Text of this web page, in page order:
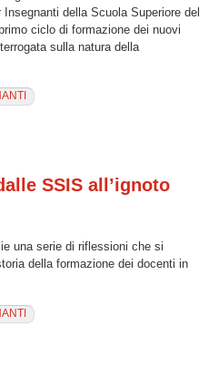
della Scuola Superiore del
ciclo di formazione dei nuovi
sulla natura della
SSIS all’ignoto
una serie di riflessioni che si
della formazione dei docenti in